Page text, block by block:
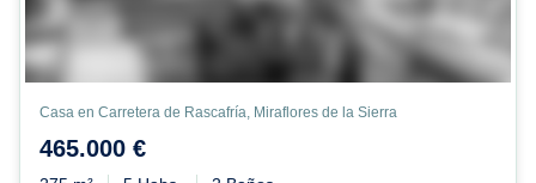
Casa en Carretera de Rascafría, Miraflores de la Sierra
465.000 €